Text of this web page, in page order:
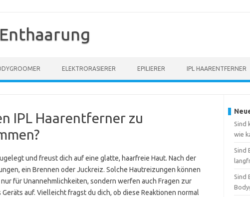
ELEKTRORASIERER EPILIERER IPL HAARENTFERNER
IPL Haarentferner zu
und freust dich auf eine glatte, haarfreie Haut. Nach der
ein Brennen oder Juckreiz. Solche Hautreizungen können
für Unannehmlichkeiten, sondern werfen auch Fragen zur
auf. Vielleicht fragst du dich, ob diese Reaktionen normal
Sind
wie
Sind
Sind